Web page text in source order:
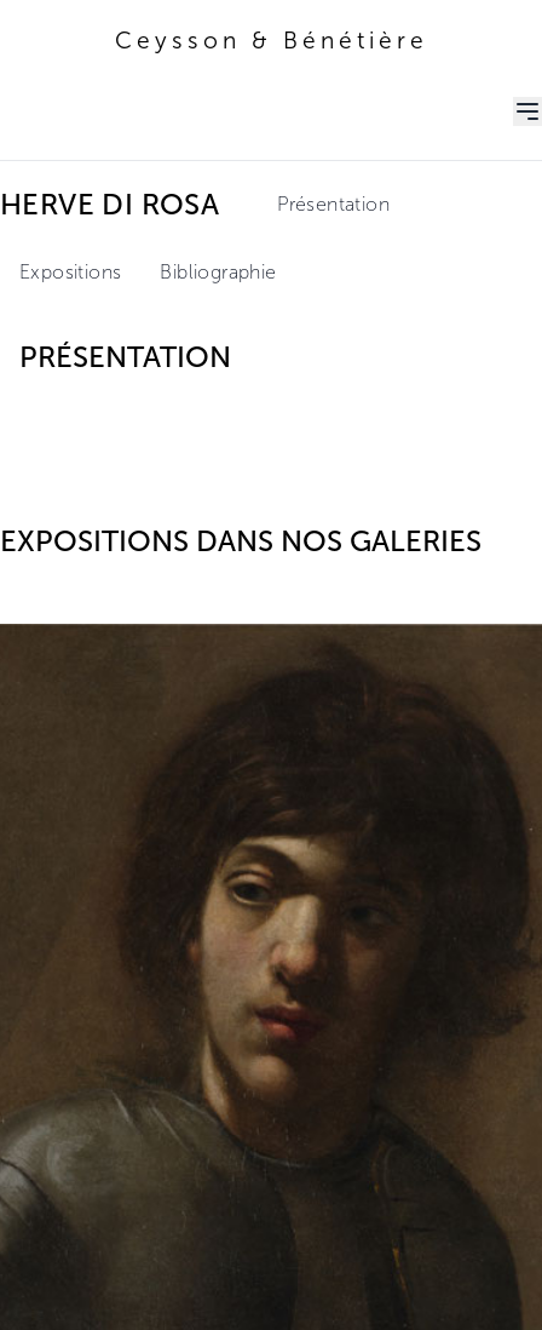
Ceysson & Bénétière
HERVE DI ROSA Présentation
Expositions Bibliographie
PRÉSENTATION
EXPOSITIONS DANS NOS GALERIES